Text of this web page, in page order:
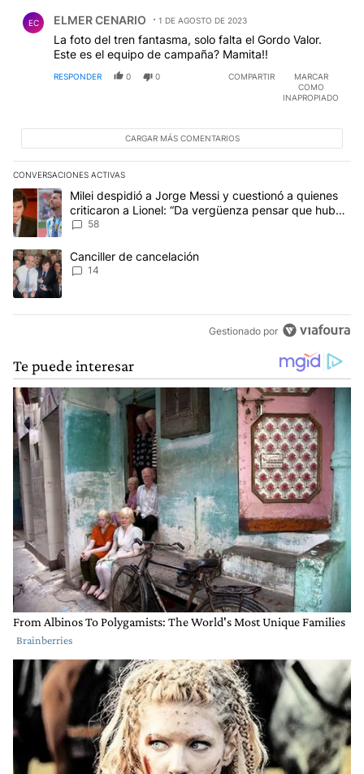
EC ELMER CENARIO 1 DE AGOSTO DE 2023
La foto del tren fantasma, solo falta el Gordo Valor.
Este es el equipo de campaña? Mamita!!
RESPONDER 0 0 COMPARTIR
MARCAR
COMO
INAPROPIADO
CARGAR MÁS COMENTARIOS
CONVERSACIONES ACTIVAS
Este listado muestra los artículos con más comentarios en los
Un artículo de tendencia con el título "Milei despidió a Jorge
Milei despidió a Jorge Messi y cuestionó a quienes
criticaron a Lionel: “Da vergüenza pensar que hubo
anti-Messi”
58
Un artículo de tendencia con el título "Canciller de cancelación"
Canciller de cancelación
14
Gestionado por